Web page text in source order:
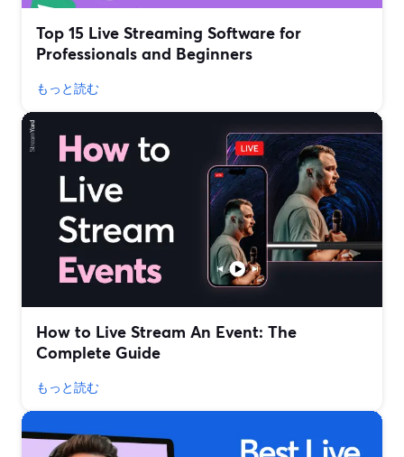
Top 15 Live Streaming Software for
Professionals and Beginners
もっと読む
How to Live Stream An Event: The
Complete Guide
もっと読む